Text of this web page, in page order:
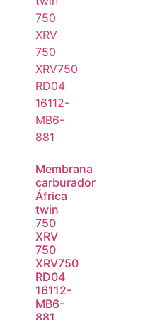
Membrana
carburador
África
twin
750
XRV
750
XRV750
RD04
16112-
MB6-
881